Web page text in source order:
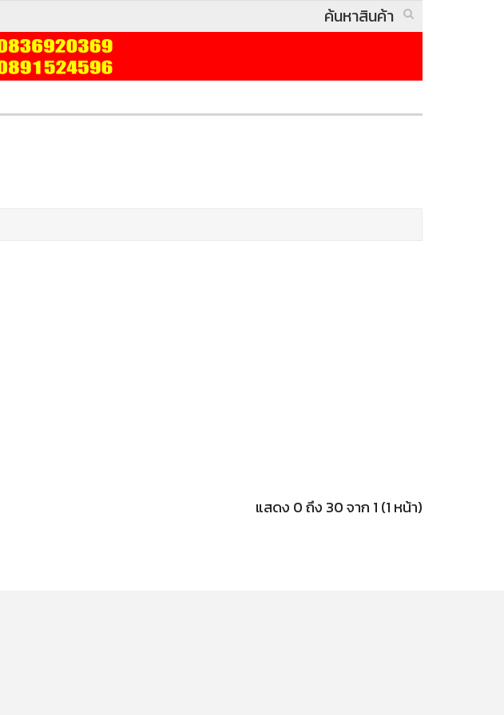
แสดง 0 ถึง 30 จาก 1 (1 หน้า)